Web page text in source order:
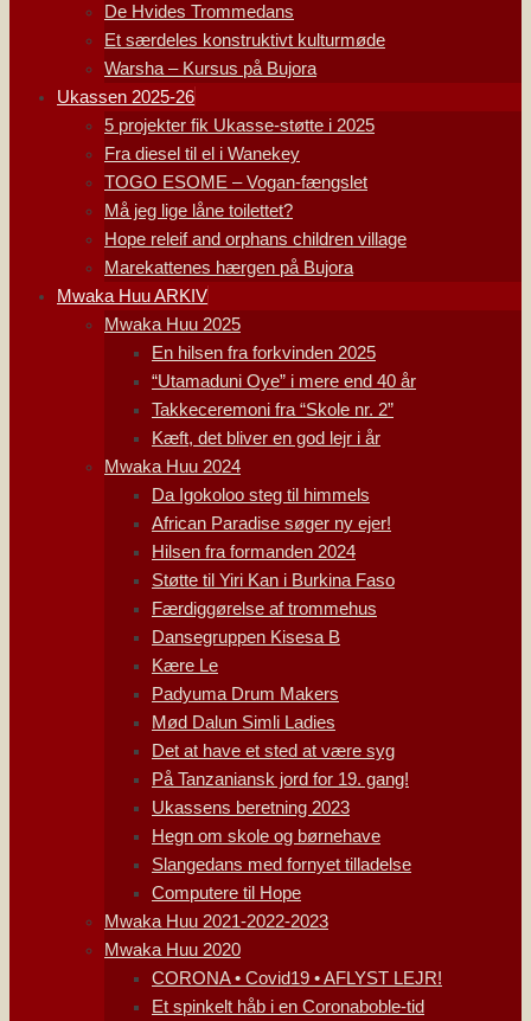
De Hvides Trommedans
Et særdeles konstruktivt kulturmøde
Warsha – Kursus på Bujora
Ukassen 2025-26
5 projekter fik Ukasse-støtte i 2025
Fra diesel til el i Wanekey
TOGO ESOME – Vogan-fængslet
Må jeg lige låne toilettet?
Hope releif and orphans children village
Marekattenes hærgen på Bujora
Mwaka Huu ARKIV
Mwaka Huu 2025
En hilsen fra forkvinden 2025
“Utamaduni Oye” i mere end 40 år
Takkeceremoni fra “Skole nr. 2”
Kæft, det bliver en god lejr i år
Mwaka Huu 2024
Da Igokoloo steg til himmels
African Paradise søger ny ejer!
Hilsen fra formanden 2024
Støtte til Yiri Kan i Burkina Faso
Færdiggørelse af trommehus
Dansegruppen Kisesa B
Kære Le
Padyuma Drum Makers
Mød Dalun Simli Ladies
Det at have et sted at være syg
På Tanzaniansk jord for 19. gang!
Ukassens beretning 2023
Hegn om skole og børnehave
Slangedans med fornyet tilladelse
Computere til Hope
Mwaka Huu 2021-2022-2023
Mwaka Huu 2020
CORONA • Covid19 • AFLYST LEJR!
Et spinkelt håb i en Coronaboble-tid